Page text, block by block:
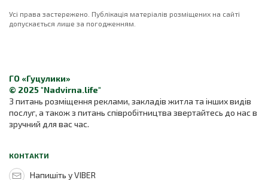
Усі права застережено. Публікація матеріалів розміщених на сайті
допускається лише за погодженням.
ГО «Гуцулики»
© 2025 "Nadvirna.life"
З питань розміщення реклами, закладів житла та інших видів
послуг, а також з питань співробітництва звертайтесь до нас в
зручний для вас час.
КОНТАКТИ
Напишіть у VIBER